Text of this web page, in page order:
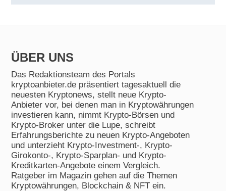
ÜBER UNS
Das Redaktionsteam des Portals
kryptoanbieter.de präsentiert tagesaktuell die
neuesten Kryptonews, stellt neue Krypto-
Anbieter vor, bei denen man in Kryptowährungen
investieren kann, nimmt Krypto-Börsen und
Krypto-Broker unter die Lupe, schreibt
Erfahrungsberichte zu neuen Krypto-Angeboten
und unterzieht Krypto-Investment-, Krypto-
Girokonto-, Krypto-Sparplan- und Krypto-
Kreditkarten-Angebote einem Vergleich.
Ratgeber im Magazin gehen auf die Themen
Kryptowährungen, Blockchain & NFT ein.